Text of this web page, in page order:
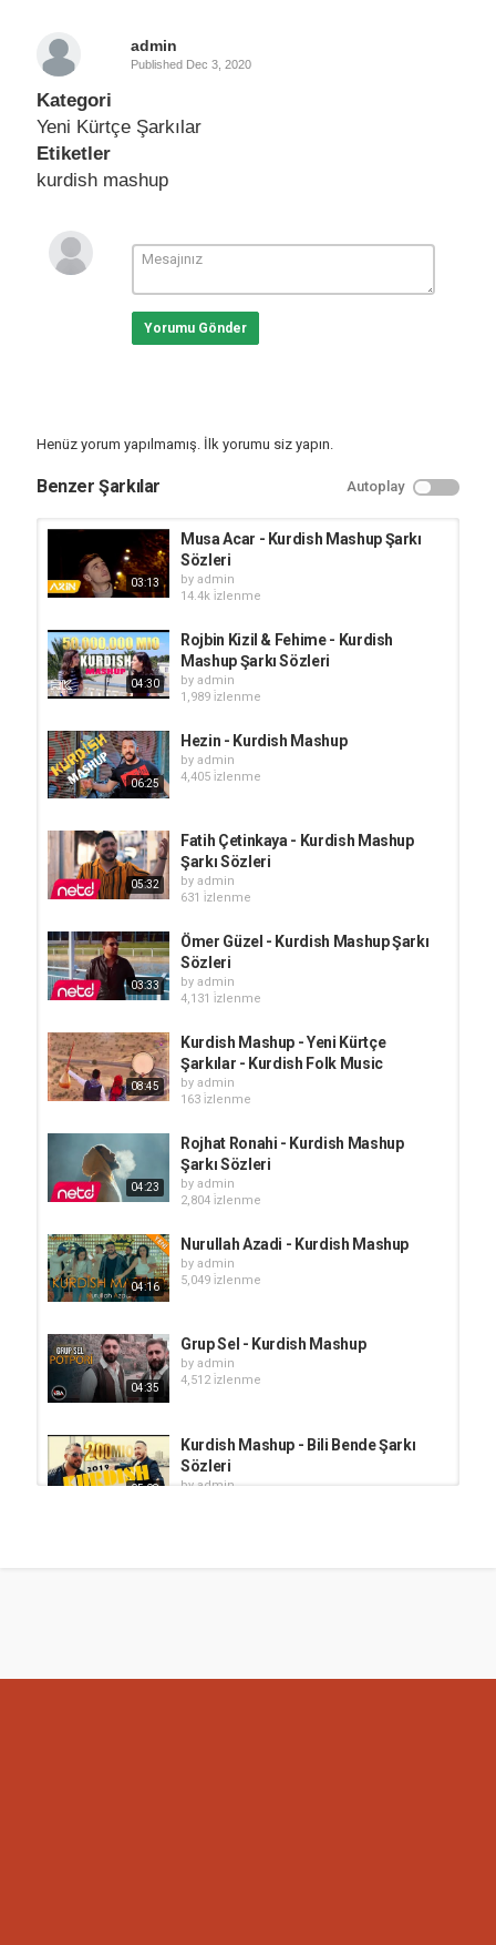
admin
Published Dec 3, 2020
Kategori
Yeni Kürtçe Şarkılar
Etiketler
kurdish mashup
Yorumu Gönder
Henüz yorum yapılmamış. İlk yorumu siz yapın.
Benzer Şarkılar Autoplay
03:13
Musa Acar - Kurdish Mashup Şarkı
Sözleri
by admin
14.4k i̇zlenme
04:30
Rojbin Kizil & Fehime - Kurdish
Mashup Şarkı Sözleri
by admin
1,989 i̇zlenme
06:25
Hezin - Kurdish Mashup
by admin
4,405 i̇zlenme
05:32
Fatih Çetinkaya - Kurdish Mashup
Şarkı Sözleri
by admin
631 i̇zlenme
03:33
Ömer Güzel - Kurdish Mashup Şarkı
Sözleri
by admin
4,131 i̇zlenme
08:45
Kurdish Mashup - Yeni Kürtçe
Şarkılar - Kurdish Folk Music
by admin
163 i̇zlenme
04:23
Rojhat Ronahi - Kurdish Mashup
Şarkı Sözleri
by admin
2,804 i̇zlenme
04:16
Nurullah Azadi - Kurdish Mashup
by admin
5,049 i̇zlenme
04:35
Grup Sel - Kurdish Mashup
by admin
4,512 i̇zlenme
05:08
Kurdish Mashup - Bili Bende Şarkı
Sözleri
by admin
4,304 i̇zlenme